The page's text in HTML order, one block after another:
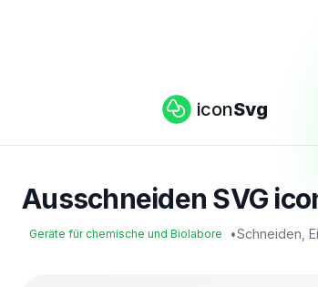
iconSvg
Ausschneiden SVG
Geräte für chemische und Biolabore •Schneiden,